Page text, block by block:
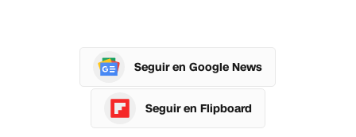
Seguir en Google News
Seguir en Flipboard